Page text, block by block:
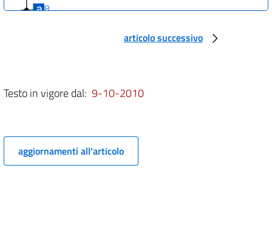
8
13
15
16
articolo successivo
Testo in vigore dal: 9-10-2010
aggiornamenti all'articolo